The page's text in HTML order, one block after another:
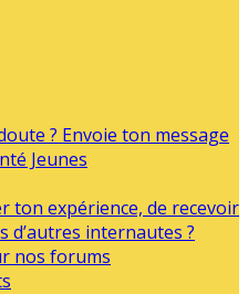
? Envoie ton message
Jeunes
ton expérience, de recevoir
d’autres internautes ?
nos forums